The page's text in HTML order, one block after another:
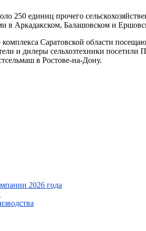
250 единиц прочего
в Аркадакском, Балашовском и
Саратовской области
и дилеры сельхозтехники посетили
в Ростове-на-Дону.
2026 года